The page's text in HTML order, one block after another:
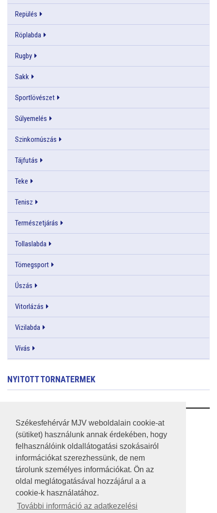
Székesfehérvár MJV weboldalain cookie-at
(sütiket) használunk annak érdekében, hogy
felhasználóink oldallátogatási szokásairól
információkat szerezhessünk, de nem
tárolunk személyes információkat. Ön az
oldal meglátogatásával hozzájárul a a
cookie-k használatához.
További információ az adatkezelési
Repülés
Röplabda
Rugby
Sakk
Sportlövészet
Súlyemelés
Szinkornúszás
Tájfutás
Teke
Tenisz
Természetjárás
Tollaslabda
Tömegsport
Úszás
Vitorlázás
Vizilabda
Vívás
NYITOTT TORNATERMEK
RSS
A HONLAP 2017.03.31-I ÁLLAPOTA
JOGI NYILATKOZAT
IMPRESSZUM